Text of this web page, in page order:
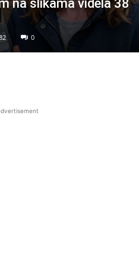
na slikama videla 38
0